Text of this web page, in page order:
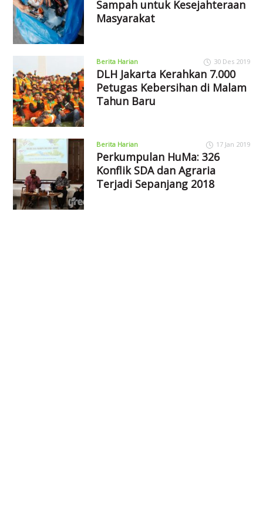
Sampah untuk Kesejahteraan
Masyarakat
Berita Harian 30 Des 2019
DLH Jakarta Kerahkan 7.000
Petugas Kebersihan di Malam
Tahun Baru
Berita Harian 17 Jan 2019
Perkumpulan HuMa: 326
Konflik SDA dan Agraria
Terjadi Sepanjang 2018